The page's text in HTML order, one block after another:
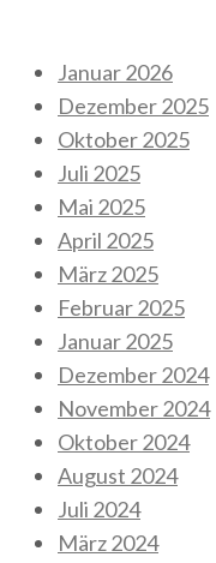
Januar 2026
Dezember 2025
Oktober 2025
Juli 2025
Mai 2025
April 2025
März 2025
Februar 2025
Januar 2025
Dezember 2024
November 2024
Oktober 2024
August 2024
Juli 2024
März 2024